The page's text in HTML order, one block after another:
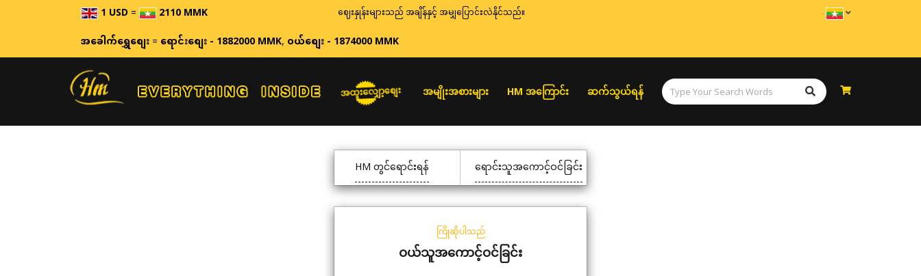
1 USD= 2110 MMK ဈေးနှုန်းများသည် အချိန်နှင့် အမျှပြောင်းလဲနိုင်သည်။
အခေါက်ရွှေစျေး=ရောင်းစျေး - 1882000 MMK,ဝယ်စျေး - 1874000 MMK
အထူးလျှော့စျေး အမျိုးအစားများ HM အကြောင်း ဆက်သွယ်ရန်
HM တွင်ရောင်းရန် ရောင်းသူအကောင့်ဝင်ခြင်း
ကြိုဆိုပါသည်
ဝယ်သူအကောင့်ဝင်ခြင်း